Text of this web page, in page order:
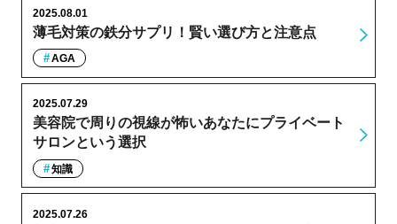
薄毛対策の鉄分サプリ！賢い選び方と注意点
2025.08.01
AGA
美容院で周りの視線が怖いあなたにプライベート
サロンという選択
2025.07.29
知識
2025.07.26